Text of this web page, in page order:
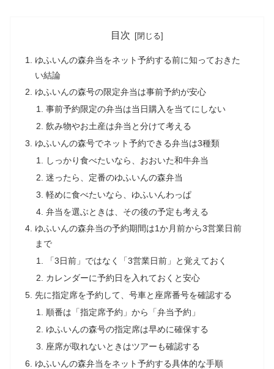
目次
ゆふいんの森弁当をネット予約する前に知っておきた
い結論
ゆふいんの森号の限定弁当は事前予約が安心
事前予約限定の弁当は当日購入を当てにしない
飲み物やお土産は弁当と分けて考える
ゆふいんの森号でネット予約できる弁当は3種類
しっかり食べたいなら、おおいた和牛弁当
迷ったら、定番のゆふいんの森弁当
軽めに食べたいなら、ゆふいんわっぱ
弁当を選ぶときは、その後の予定も考える
ゆふいんの森弁当の予約期間は1か月前から3営業日前
まで
「3日前」ではなく「3営業日前」と覚えておく
カレンダーに予約日を入れておくと安心
先に指定席を予約して、号車と座席番号を確認する
順番は「指定席予約」から「弁当予約」
ゆふいんの森号の指定席は早めに確保する
座席が取れないときはツアーも確認する
ゆふいんの森弁当をネット予約する具体的な手順